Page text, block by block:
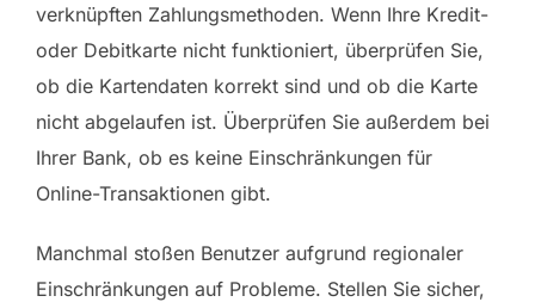
verknüpften Zahlungsmethoden. Wenn Ihre Kredit-
oder Debitkarte nicht funktioniert, überprüfen Sie,
ob die Kartendaten korrekt sind und ob die Karte
nicht abgelaufen ist. Überprüfen Sie außerdem bei
Ihrer Bank, ob es keine Einschränkungen für
Online-Transaktionen gibt.
Manchmal stoßen Benutzer aufgrund regionaler
Einschränkungen auf Probleme. Stellen Sie sicher,